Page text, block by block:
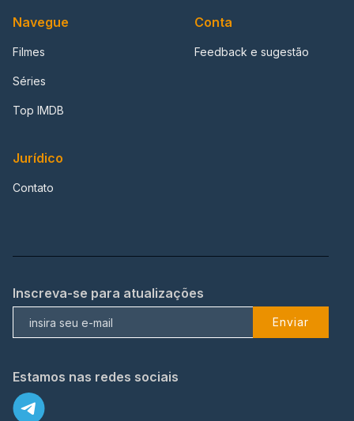
Navegue
Filmes
Séries
Top IMDB
Conta
Feedback e sugestão
Jurídico
Contato
Inscreva-se para atualizações
Enviar
Estamos nas redes sociais